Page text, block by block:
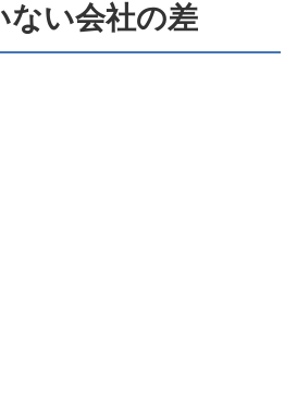
ない会社の差